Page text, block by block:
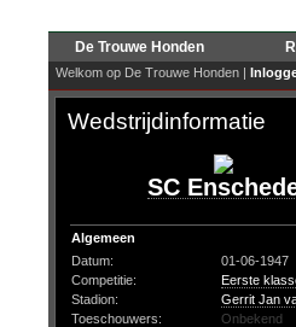
De Trouwe Honden
Welkom op De Trouwe Honden |
Wedstrijdinformatie
SC
Algemeen
Datum:
01-06-1947
Competitie:
Eerste
Stadion:
Gerrit Jan
Toeschouwers:
Onbekend